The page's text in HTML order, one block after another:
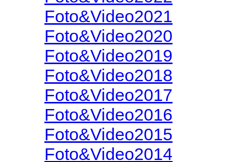
Foto&Video2021
Foto&Video2020
Foto&Video2019
Foto&Video2018
Foto&Video2017
Foto&Video2016
Foto&Video2015
Foto&Video2014